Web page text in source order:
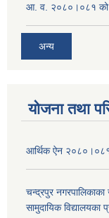
आ. व. २०८०।०८१ को
अन्य
योजना तथा
आर्थिक ऐन
चन्द्रपुर नगरपालिकाका
सामुदायिक